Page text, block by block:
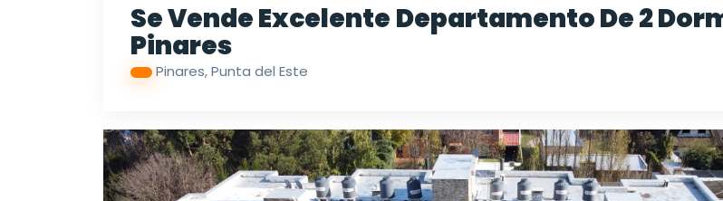
Se Vende Excelente Departamento De 2
Pinares
Pinares, Punta del Este